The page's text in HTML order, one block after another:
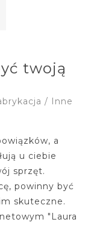
twoją
/ Inne
a
u ciebie
sprzęt.
powinny być
skuteczne.
"Laura